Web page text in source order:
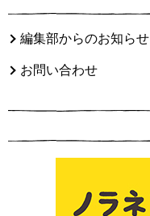
編集部からのお知らせ
お問い合わせ